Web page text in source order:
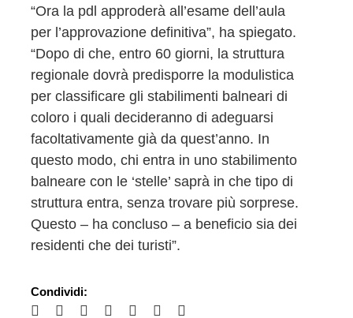
“Ora la pdl approderà all’esame dell’aula
per l’approvazione definitiva”, ha spiegato.
“Dopo di che, entro 60 giorni, la struttura
regionale dovrà predisporre la modulistica
per classificare gli stabilimenti balneari di
coloro i quali decideranno di adeguarsi
facoltativamente già da quest’anno. In
questo modo, chi entra in uno stabilimento
balneare con le ‘stelle’ saprà in che tipo di
struttura entra, senza trovare più sorprese.
Questo – ha concluso – a beneficio sia dei
residenti che dei turisti”.
Condividi: